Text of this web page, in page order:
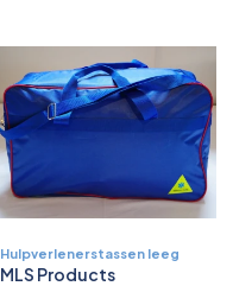
Hulpverlenerstassen leeg
MLS Products